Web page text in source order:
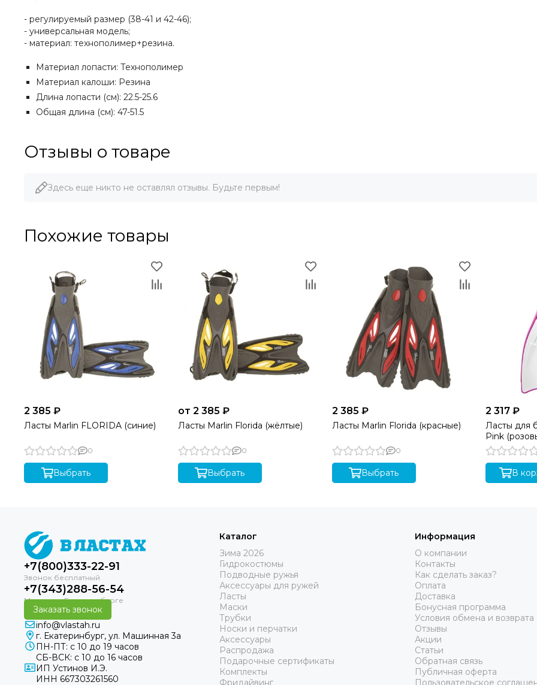
- регулируемый размер (38-41 и 42-46);
- универсальная модель;
- материал: технополимер+резина.
Материал лопасти: Технополимер
Материал калоши: Резина
Длина лопасти (см): 22.5-25.6
Общая длина (см): 47-51.5
Отзывы о товаре
Здесь еще никто не оставлял отзывы. Будьте первым!
Похожие товары
2 385 ₽
Ласты Marlin FLORIDA (синие)
0
Выбрать
от 2 385 ₽
Ласты Marlin Florida (жёлтые)
0
Выбрать
2 385 ₽
Ласты Marlin Florida (красные)
0
Выбрать
2 317 ₽
Ласты для
Pink
В
+7(800)333-22-91
+7(343)288-56-54
Заказать звонок
info@vlastah.ru
г. Екатеринбург, ул. Машинная 3а
ПН-ПТ: с 10 до 19 часов
СБ-ВСК: с 10 до 16 часов
ИП Устинов И.Э.
ИНН 667303261560
Каталог
Зима 2026
Гидрокостюмы
Подводные ружья
Аксессуары для ружей
Ласты
Маски
Трубки
Носки и перчатки
Аксессуары
Распродажа
Подарочные сертификаты
Комплекты
Фридайвинг
Информация
О компании
Контакты
Как сделать заказ?
Оплата
Доставка
Бонусная программа
Условия обмена и возврата
Отзывы
Акции
Статьи
Обратная связь
Публичная оферта
Пользовательское